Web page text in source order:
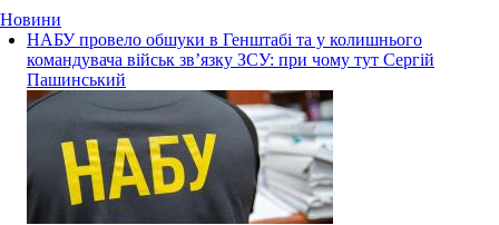
Новини
НАБУ провело обшуки в Генштабі та у колишнього
командувача військ зв’язку ЗСУ: при чому тут Сергій
Пашинський